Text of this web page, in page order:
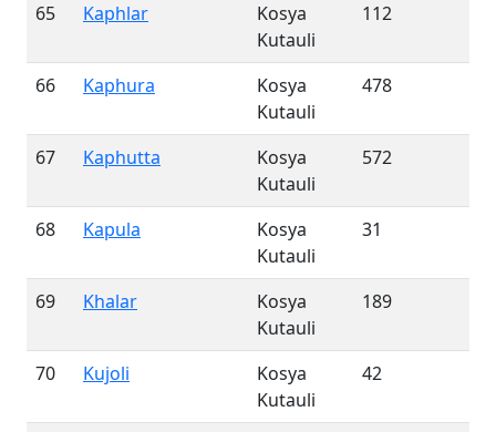
65 Kaphlar
Kosya
Kutauli
112
66 Kaphura
Kosya
Kutauli
478
67 Kaphutta
Kosya
Kutauli
572
68 Kapula
Kosya
Kutauli
31
69 Khalar
Kosya
Kutauli
189
70 Kujoli
Kosya
Kutauli
42